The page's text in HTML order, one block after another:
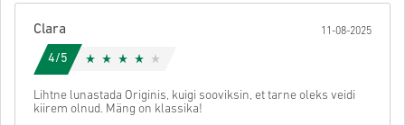
Clara 11-08-2025
4/5
Lihtne lunastada Originis, kuigi sooviksin, et tarne oleks veidi
kiirem olnud. Mäng on klassika!